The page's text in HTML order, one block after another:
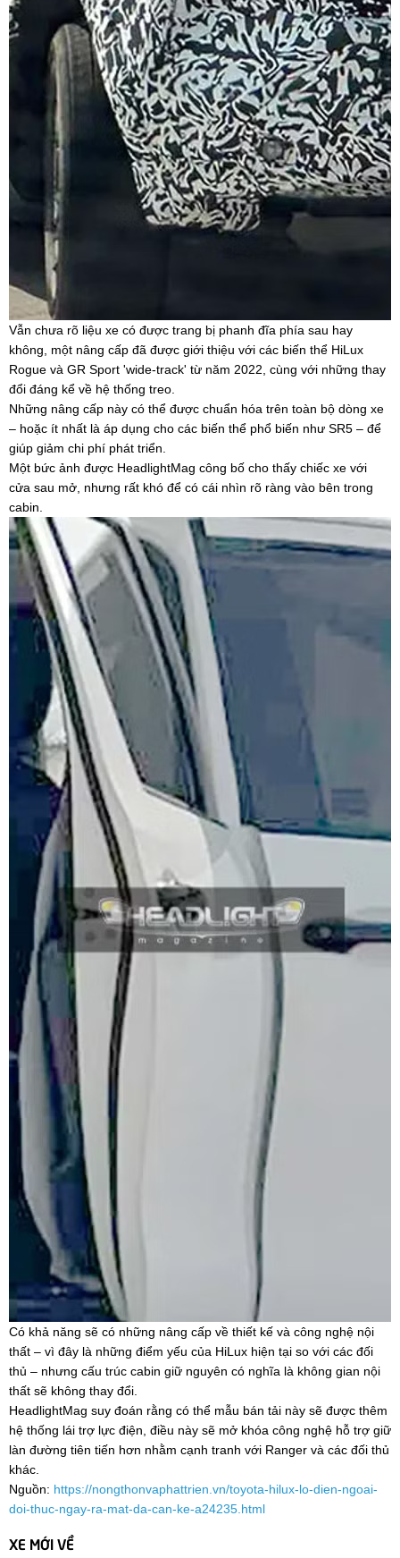
Vẫn chưa rõ liệu xe có được trang bị phanh đĩa phía sau hay
không, một nâng cấp đã được giới thiệu với các biến thể HiLux
Rogue và GR Sport 'wide-track' từ năm 2022, cùng với những thay
đổi đáng kể về hệ thống treo.
Những nâng cấp này có thể được chuẩn hóa trên toàn bộ dòng xe
– hoặc ít nhất là áp dụng cho các biến thể phổ biến như SR5 – để
giúp giảm chi phí phát triển.
Một bức ảnh được HeadlightMag công bố cho thấy chiếc xe với
cửa sau mở, nhưng rất khó để có cái nhìn rõ ràng vào bên trong
cabin.
Có khả năng sẽ có những nâng cấp về thiết kế và công nghệ nội
thất – vì đây là những điểm yếu của HiLux hiện tại so với các đối
thủ – nhưng cấu trúc cabin giữ nguyên có nghĩa là không gian nội
thất sẽ không thay đổi.
HeadlightMag suy đoán rằng có thể mẫu bán tải này sẽ được thêm
hệ thống lái trợ lực điện, điều này sẽ mở khóa công nghệ hỗ trợ giữ
làn đường tiên tiến hơn nhằm cạnh tranh với Ranger và các đối thủ
khác.
Nguồn: https://nongthonvaphattrien.vn/toyota-hilux-lo-dien-ngoai-
doi-thuc-ngay-ra-mat-da-can-ke-a24235.html
XE MỚI VỀ